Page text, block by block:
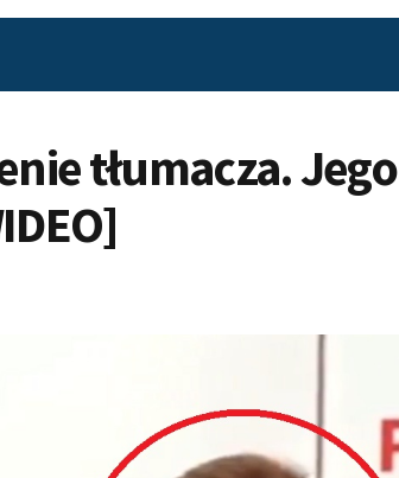
tłumacza. Jego